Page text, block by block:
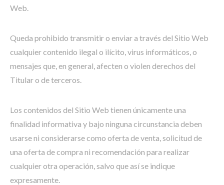
Web.
Queda prohibido transmitir o enviar a través del Sitio Web
cualquier contenido ilegal o ilícito, virus informáticos, o
mensajes que, en general, afecten o violen derechos del
Titular o de terceros.
Los contenidos del Sitio Web tienen únicamente una
finalidad informativa y bajo ninguna circunstancia deben
usarse ni considerarse como oferta de venta, solicitud de
una oferta de compra ni recomendación para realizar
cualquier otra operación, salvo que así se indique
expresamente.